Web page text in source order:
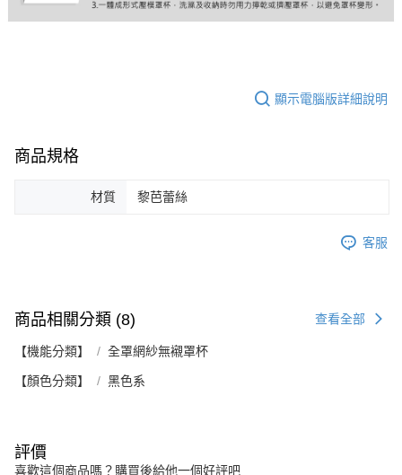
顯示電腦版詳細說明
商品規格
材質 黎芭蕾絲
客服
商品相關分類 (8) 查看全部
【機能分類】 全罩網紗無襯罩杯
【顏色分類】 黑色系
評價
喜歡這個商品嗎？購買後給他一個好評吧